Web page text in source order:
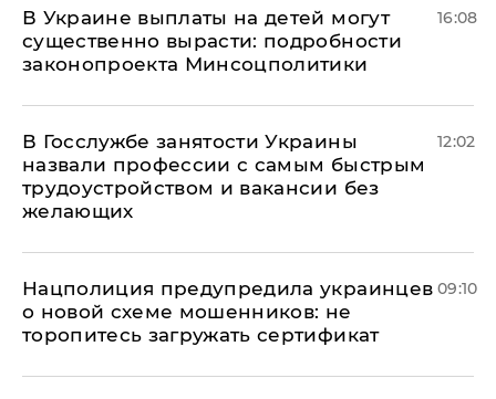
В Украине выплаты на детей могут
существенно вырасти: подробности
законопроекта Минсоцполитики
16:08
В Госслужбе занятости Украины
назвали профессии с самым быстрым
трудоустройством и вакансии без
желающих
12:02
Нацполиция предупредила украинцев
о новой схеме мошенников: не
торопитесь загружать сертификат
09:10